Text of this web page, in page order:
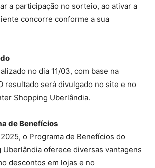
a participação no sorteio, ao ativar a
concorre conforme a sua
no dia 11/03, com base na
resultado será divulgado no site e no
Shopping Uberlândia.
de Benefícios
o Programa de Benefícios do
Uberlândia oferece diversas vantagens
descontos em lojas e no